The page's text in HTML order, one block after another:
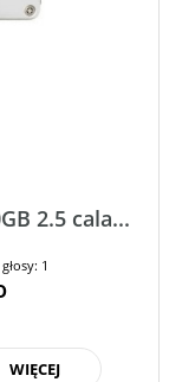
2.5 cala...
1
WIĘCEJ